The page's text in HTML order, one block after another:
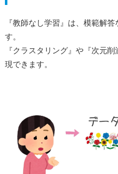
『教師なし学習』は、模範解
す。
『クラスタリング』や『次元
現できます。